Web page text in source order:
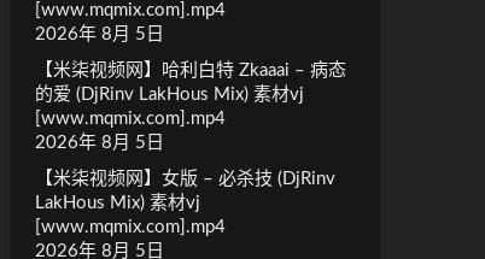
[www.mqmix.com].mp4
2026年 8月 5日
【米柒视频网】哈利白特 Zkaaai – 病态
的爱 (DjRinv LakHous Mix) 素材vj
[www.mqmix.com].mp4
2026年 8月 5日
【米柒视频网】女版 – 必杀技 (DjRinv
LakHous Mix) 素材vj
[www.mqmix.com].mp4
2026年 8月 5日